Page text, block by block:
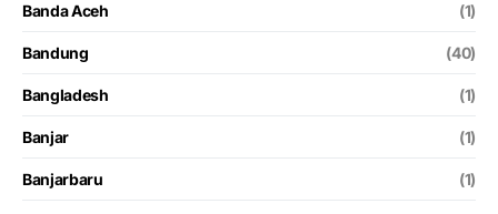
Banda Aceh (1)
Bandung (40)
Bangladesh (1)
Banjar (1)
Banjarbaru (1)